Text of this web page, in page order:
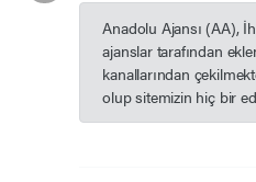
Anadolu Ajansı (AA),
ajanslar tarafından
kanallarından
olup sitemizin hiç bir